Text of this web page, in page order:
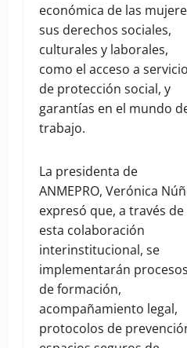
económica de las
sus derechos sociales,
culturales y laborales,
como el acceso a
de protección social, y
garantías en el mundo
trabajo.
La presidenta de
ANMEPRO, Verónica
expresó que, a través de
esta colaboración
interinstitucional, se
implementarán procesos
de formación,
acompañamiento legal,
protocolos de